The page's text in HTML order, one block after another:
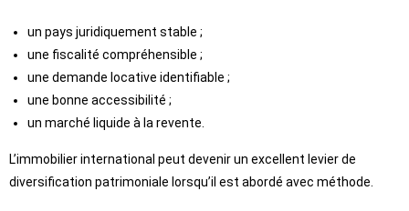
un pays juridiquement stable ;
une fiscalité compréhensible ;
une demande locative identifiable ;
une bonne accessibilité ;
un marché liquide à la revente.
L’immobilier international peut devenir un excellent levier de
diversification patrimoniale lorsqu’il est abordé avec méthode.